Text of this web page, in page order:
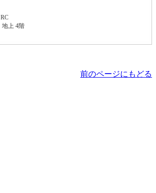
RC
地上 4階
前のページにもどる